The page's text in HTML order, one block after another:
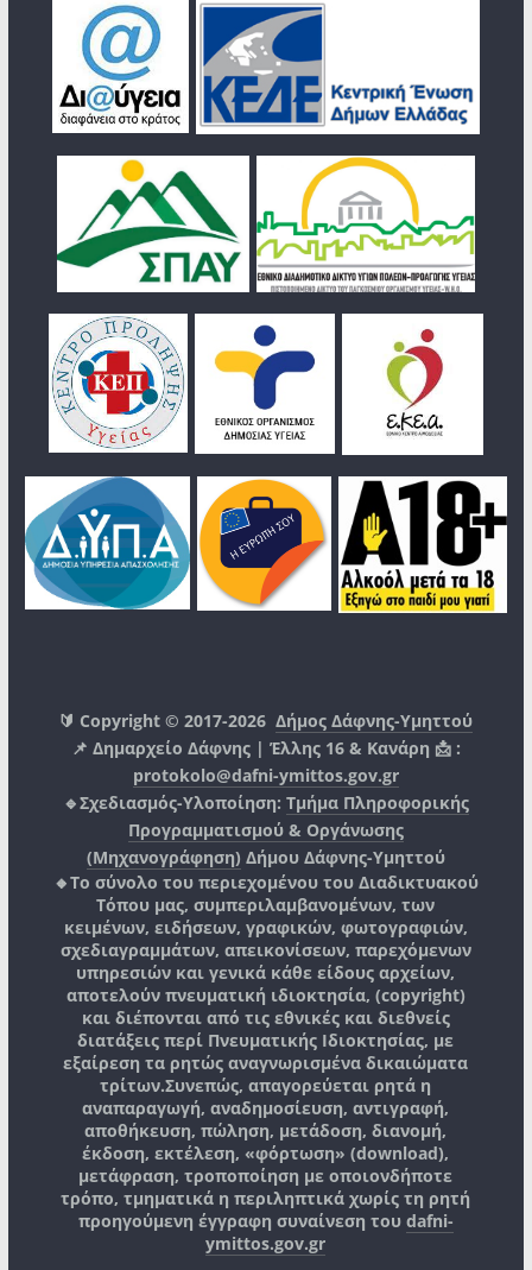
🔰 Copyright © 2017-2026Δήμος Δάφνης-Υμηττού
📌 Δημαρχείο Δάφνης | Έλλης 16 & Κανάρη 📩 :
protokolo@dafni-ymittos.gov.gr
🔹Σχεδιασμός-Υλοποίηση: Τμήμα Πληροφορικής
Προγραμματισμού & Οργάνωσης
(Μηχανογράφηση) Δήμου Δάφνης-Υμηττού
🔸Το σύνολο του περιεχομένου του Διαδικτυακού
Τόπου μας, συμπεριλαμβανομένων, των
κειμένων, ειδήσεων, γραφικών, φωτογραφιών,
σχεδιαγραμμάτων, απεικονίσεων, παρεχόμενων
υπηρεσιών και γενικά κάθε είδους αρχείων,
αποτελούν πνευματική ιδιοκτησία, (copyright)
και διέπονται από τις εθνικές και διεθνείς
διατάξεις περί Πνευματικής Ιδιοκτησίας, με
εξαίρεση τα ρητώς αναγνωρισμένα δικαιώματα
τρίτων.Συνεπώς, απαγορεύεται ρητά η
αναπαραγωγή, αναδημοσίευση, αντιγραφή,
αποθήκευση, πώληση, μετάδοση, διανομή,
έκδοση, εκτέλεση, «φόρτωση» (download),
μετάφραση, τροποποίηση με οποιονδήποτε
τρόπο, τμηματικά η περιληπτικά χωρίς τη ρητή
προηγούμενη έγγραφη συναίνεση του dafni-
ymittos.gov.gr